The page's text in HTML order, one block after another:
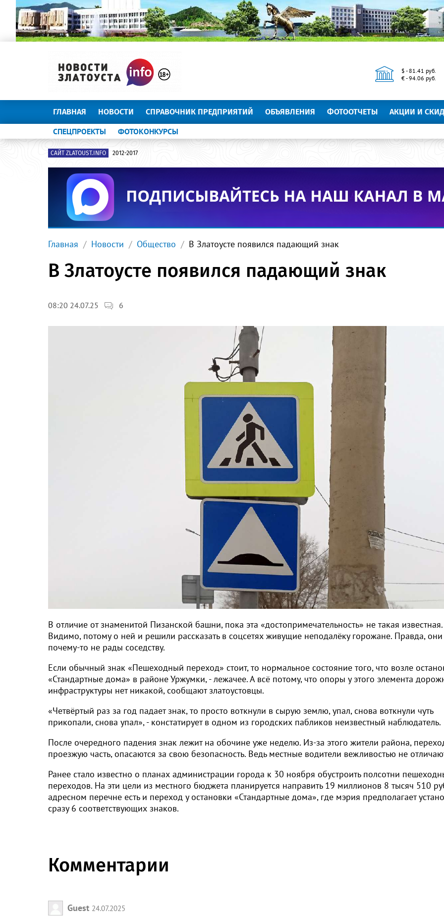
$ - 81.41 руб.
€ - 94.06 руб.
ГЛАВНАЯ НОВОСТИ СПРАВОЧНИК ПРЕДПРИЯТИЙ ОБЪЯВЛЕНИЯ ФОТООТЧЕТЫ АКЦИИ И
СПЕЦПРОЕКТЫ ФОТОКОНКУРСЫ
САЙТ ZLATOUST.INFO 2012-2017
Главная Новости Общество В Златоусте появился падающий знак
В Златоусте появился падающий знак
08:20 24.07.25 6
В отличие от знаменитой Пизанской башни, пока эта «достопримечательность» не такая известная.
Видимо, потому о ней и решили рассказать в соцсетях живущие неподалёку горожане. Правда, они
почему-то не рады соседству.
Если обычный знак «Пешеходный переход» стоит, то нормальное состояние того, что возле
«Стандартные дома» в районе Уржумки, - лежачее. А всё потому, что опоры у этого элемента
инфраструктуры нет никакой, сообщают златоустовцы.
«Четвёртый раз за год падает знак, то просто воткнули в сырую землю, упал, снова воткнули чуть
прикопали, снова упал», - констатирует в одном из городских пабликов неизвестный наблюдатель.
После очередного падения знак лежит на обочине уже неделю. Из-за этого жители района,
проезжую часть, опасаются за свою безопасность. Ведь местные водители вежливостью не
Ранее стало известно о планах администрации города к 30 ноября обустроить полсотни
переходов. На эти цели из местного бюджета планируется направить 19 миллионов 8 тысяч 510
адресном перечне есть и переход у остановки «Стандартные дома», где мэрия предполагает
сразу 6 соответствующих знаков.
Комментарии
Guest 24.07.2025